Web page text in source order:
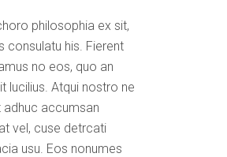
philosophia ex sit,
consulatu his. Fierent
no eos, quo an
lucilius. Atqui nostro ne
adhuc accumsan
vel, cuse detrcati
usu. Eos nonumes